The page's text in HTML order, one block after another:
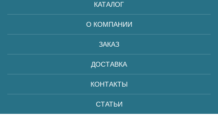
КАТАЛОГ
О КОМПАНИИ
ЗАКАЗ
ДОСТАВКА
КОНТАКТЫ
СТАТЬИ